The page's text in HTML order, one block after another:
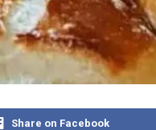
Share on Facebook